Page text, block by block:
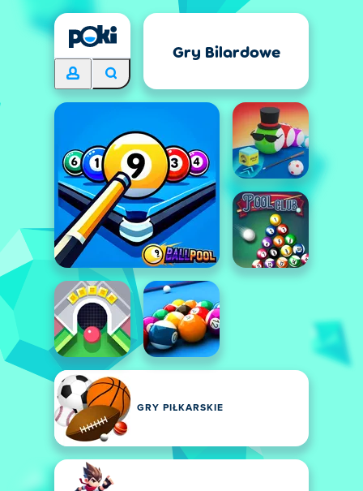
Gry Bilardowe
GRY PIŁKARSKIE